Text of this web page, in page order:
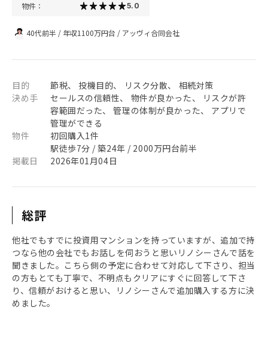
物件： 5.0
40代前半 / 年収1100万円台 / アッヴィ合同会社
目的
節税、 投機目的、 リスク分散、 相続対策
決め手
セールスの信頼性、 物件が良かった、 リスクが許
容範囲だった、 管理の体制が良かった、 アプリで
管理ができる
物件
初回購入1件
駅徒歩7分 / 築24年 / 2000万円台前半
掲載日
2026年01月04日
総評
他社でもすでに投資用マンションを持っていますが、追加で持
つなら他の会社でもお話しを伺おうと思いリノシーさんで話を
聞きました。こちら側の予定に合わせて対応して下さり、担当
の方もとても丁寧で、不明点もクリアにすぐに回答して下さ
り、信頼がおけると思い、リノシーさんで追加購入する方に決
めました。